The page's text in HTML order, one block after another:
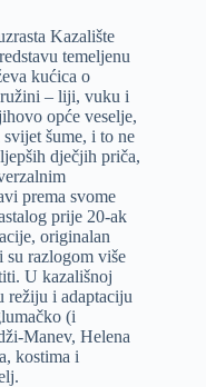
Kazalište
temeljenu
kućica o
– liji, vuku i
opće veselje,
šume, i to ne
dječjih priča,
prema svome
prije 20-ak
originalan
su razlogom više
U kazališnoj
režiju i adaptaciju
(i
Manev, Helena
kostima i